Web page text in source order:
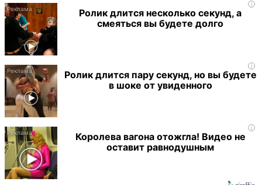
i
Ролик длится несколько секунд, а
смеяться вы будете долго
i
Ролик длится пару секунд, но вы будете
в шоке от увиденного
i
Королева вагона отожгла! Видео не
оставит равнодушным